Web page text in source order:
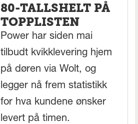
80-TALLSHELT PÅ
TOPPLISTEN
Power har siden mai
tilbudt kvikklevering hjem
på døren via Wolt, og
legger nå frem statistikk
for hva kundene ønsker
levert på timen.